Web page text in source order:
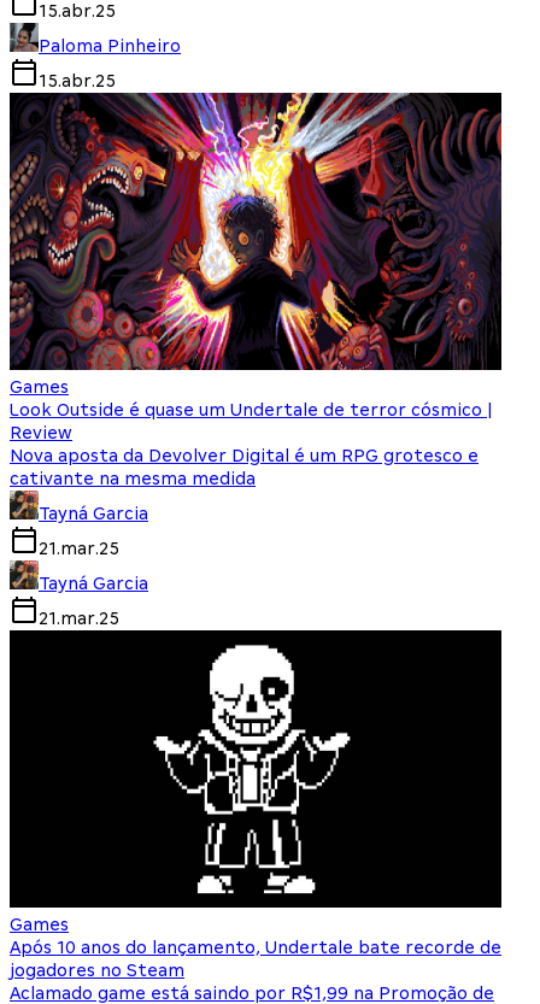
15.abr.25
Paloma Pinheiro
15.abr.25
Games
Look Outside é quase um Undertale de terror cósmico |
Review
Nova aposta da Devolver Digital é um RPG grotesco e
cativante na mesma medida
Tayná Garcia
21.mar.25
Tayná Garcia
21.mar.25
Games
Após 10 anos do lançamento, Undertale bate recorde de
jogadores no Steam
Aclamado game está saindo por R$1,99 na Promoção de